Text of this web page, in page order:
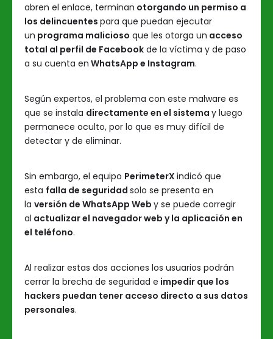
abren el enlace, terminan otorgando un permiso a
los delincuentes para que puedan ejecutar
un programa malicioso que les otorga un acceso
total al perfil de Facebook de la víctima y de paso
a su cuenta en WhatsApp e Instagram.
Según expertos, el problema con este malware es
que se instala directamente en el sistema y luego
permanece oculto, por lo que es muy difícil de
detectar y de eliminar.
Sin embargo, el equipo PerimeterX indicó que
esta falla de seguridad solo se presenta en
la versión de WhatsApp Web y se puede corregir
al actualizar el navegador web y la aplicación en
el teléfono.
Al realizar estas dos acciones los usuarios podrán
cerrar la brecha de seguridad e impedir que los
hackers puedan tener acceso directo a sus datos
personales.